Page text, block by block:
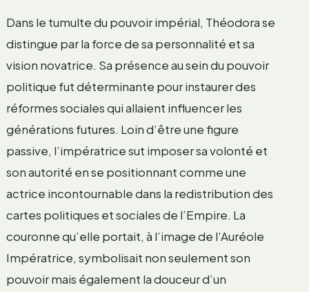
Dans le tumulte du pouvoir impérial, Théodora se
distingue par la force de sa personnalité et sa
vision novatrice. Sa présence au sein du pouvoir
politique fut déterminante pour instaurer des
réformes sociales qui allaient influencer les
générations futures. Loin d’être une figure
passive, l’impératrice sut imposer sa volonté et
son autorité en se positionnant comme une
actrice incontournable dans la redistribution des
cartes politiques et sociales de l’Empire. La
couronne qu’elle portait, à l’image de l’Auréole
Impératrice, symbolisait non seulement son
pouvoir mais également la douceur d’un